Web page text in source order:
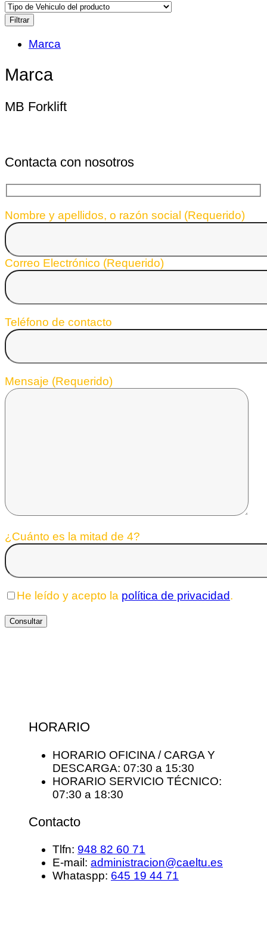
Filtrar
Marca
Marca
MB Forklift
Contacta con nosotros
Nombre y apellidos, o razón social (Requerido)
Correo Electrónico (Requerido)
Teléfono de contacto
Mensaje (Requerido)
¿Cuánto es la mitad de 4?
He leído y acepto la política de privacidad.
HORARIO
HORARIO OFICINA / CARGA Y
DESCARGA: 07:30 a 15:30
HORARIO SERVICIO TÉCNICO:
07:30 a 18:30
Contacto
Tlfn: 948 82 60 71
E-mail: administracion@caeltu.es
Whataspp: 645 19 44 71